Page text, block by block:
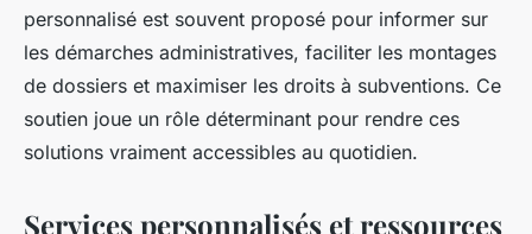
personnalisé est souvent proposé pour informer sur
les démarches administratives, faciliter les montages
de dossiers et maximiser les droits à subventions. Ce
soutien joue un rôle déterminant pour rendre ces
solutions vraiment accessibles au quotidien.
Services personnalisés et ressources